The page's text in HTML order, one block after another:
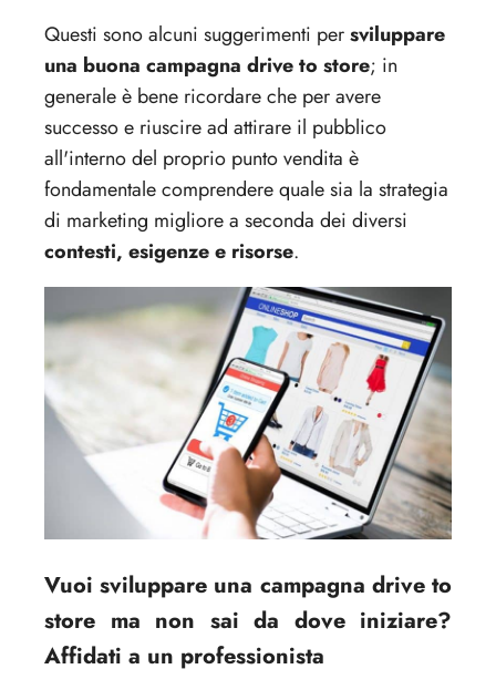
Questi sono alcuni suggerimenti persviluppare
una buona campagna drive to store; in
generale è bene ricordare che per avere
successo e riuscire ad attirare il pubblico
all'interno del proprio punto vendita è
fondamentale comprendere quale sia la strategia
di marketing migliore a seconda dei diversi
contesti, esigenze e risorse.
Vuoi sviluppare una campagna drive to
store ma non sai da dove iniziare?
Affidati a un professionista